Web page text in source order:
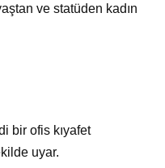
ve statüden kadın
bir ofis kıyafet
uyar.